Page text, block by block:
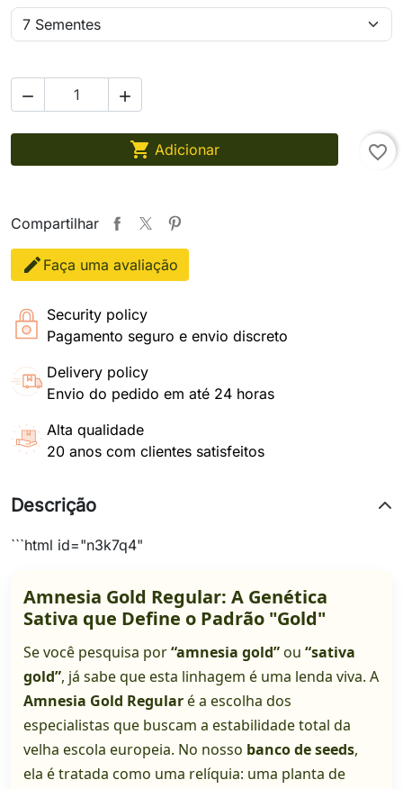
 
 Adicionar favorite_border
Compartilhar
Faça uma avaliação
Security policy
Pagamento seguro e envio discreto
Delivery policy
Envio do pedido em até 24 horas
Alta qualidade
20 anos com clientes satisfeitos
Descrição
```html id="n3k7q4"
Amnesia Gold Regular: A Genética
Sativa que Define o Padrão "Gold"
Se você pesquisa por“amnesia gold”ou “sativa
gold”, já sabe que esta linhagem é uma lenda viva. A
Amnesia Gold Regularé a escolha dos
especialistas que buscam a estabilidade total da
velha escola europeia. No nosso banco de seeds,
ela é tratada como uma relíquia: uma planta de